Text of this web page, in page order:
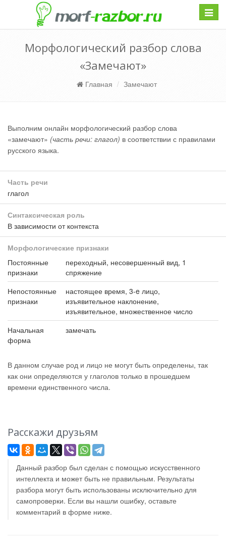
Морфологический разбор слова
«Замечают»
Главная Замечают
Выполним онлайн морфологический разбор слова
«замечают» (часть речи: глагол) в соответствии с правилами
русского языка.
Часть речи
глагол
Синтаксическая роль
В зависимости от контекста
Морфологические признаки
Постоянные
признаки
переходный, несовершенный вид, 1
спряжение
Непостоянные
признаки
настоящее время, 3-e лицо,
изъявительное наклонение,
изъявительное, множественное число
Начальная
форма
замечать
В данном случае род и лицо не могут быть определены, так
как они определяются у глаголов только в прошедшем
времени единственного числа.
Расскажи друзьям
Данный разбор был сделан с помощью искусственного
интеллекта и может быть не правильным. Результаты
разбора могут быть использованы исключительно для
самопроверки. Если вы нашли ошибку, оставьте
комментарий в форме ниже.